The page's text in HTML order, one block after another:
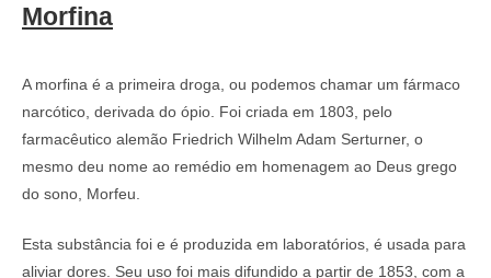
Morfina
A morfina é a primeira droga, ou podemos chamar um fármaco
narcótico, derivada do ópio. Foi criada em 1803, pelo
farmacêutico alemão Friedrich Wilhelm Adam Serturner, o
mesmo deu nome ao remédio em homenagem ao Deus grego
do sono, Morfeu.
Esta substância foi e é produzida em laboratórios, é usada para
aliviar dores. Seu uso foi mais difundido a partir de 1853, com a